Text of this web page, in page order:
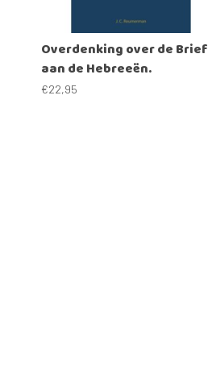
Overdenking over de Brief
aan de Hebreeën.
€22,95